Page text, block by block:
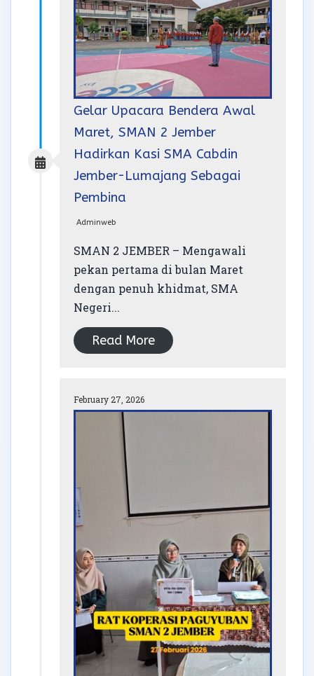
Gelar Upacara Bendera Awal
Maret, SMAN 2 Jember
Hadirkan Kasi SMA Cabdin
Jember-Lumajang Sebagai
Pembina
Adminweb
SMAN 2 JEMBER – Mengawali
pekan pertama di bulan Maret
dengan penuh khidmat, SMA
Negeri...
Read More
February 27, 2026